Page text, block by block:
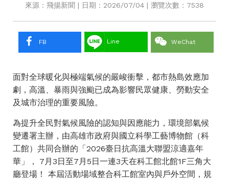
來源：飛揚新聞 | 日期：2026/07/04 | 瀏覽次數：7538
FB Line WeChat
面對全球暖化與極端氣候的嚴峻衝擊，都市熱島效應加
劇，高溫、暴雨與強颱已成為影響民眾健康、勞動安全
及城市治理的重要風險。
為提升全民對氣候風險的認知與因應能力，環境部氣候
變遷署主辦，由高雄市政府與國立科學工藝博物館（科
工館）共同合辦的「2026臺日抗高溫大聯盟涼適嘉年
華」， 7月3日至7月5日一連3天在科工館北館1F三角大
廳登場！ 本屆活動場域整合科工館室內與戶外空間，規